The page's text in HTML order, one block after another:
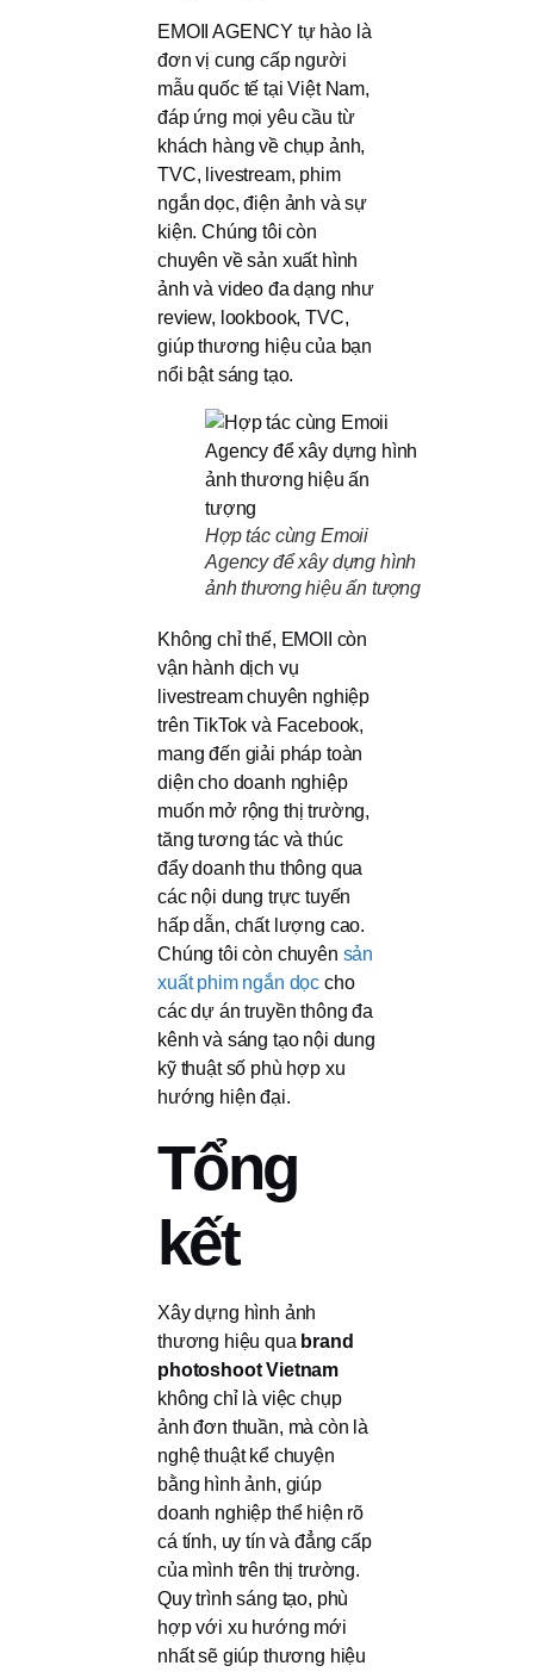
EMOII AGENCY tự hào là
đơn vị cung cấp người
mẫu quốc tế tại Việt Nam,
đáp ứng mọi yêu cầu từ
khách hàng về chụp ảnh,
TVC, livestream, phim
ngắn dọc, điện ảnh và sự
kiện. Chúng tôi còn
chuyên về sản xuất hình
ảnh và video đa dạng như
review, lookbook, TVC,
giúp thương hiệu của bạn
nổi bật sáng tạo.
Hợp tác cùng Emoii
Agency để xây dựng hình
ảnh thương hiệu ấn tượng
Không chỉ thế, EMOII còn
vận hành dịch vụ
livestream chuyên nghiệp
trên TikTok và Facebook,
mang đến giải pháp toàn
diện cho doanh nghiệp
muốn mở rộng thị trường,
tăng tương tác và thúc
đẩy doanh thu thông qua
các nội dung trực tuyến
hấp dẫn, chất lượng cao.
Chúng tôi còn chuyên sản
xuất phim ngắn dọc cho
các dự án truyền thông đa
kênh và sáng tạo nội dung
kỹ thuật số phù hợp xu
hướng hiện đại.
Tổng
kết
Xây dựng hình ảnh
thương hiệu qua brand
photoshoot Vietnam
không chỉ là việc chụp
ảnh đơn thuần, mà còn là
nghệ thuật kể chuyện
bằng hình ảnh, giúp
doanh nghiệp thể hiện rõ
cá tính, uy tín và đẳng cấp
của mình trên thị trường.
Quy trình sáng tạo, phù
hợp với xu hướng mới
nhất sẽ giúp thương hiệu